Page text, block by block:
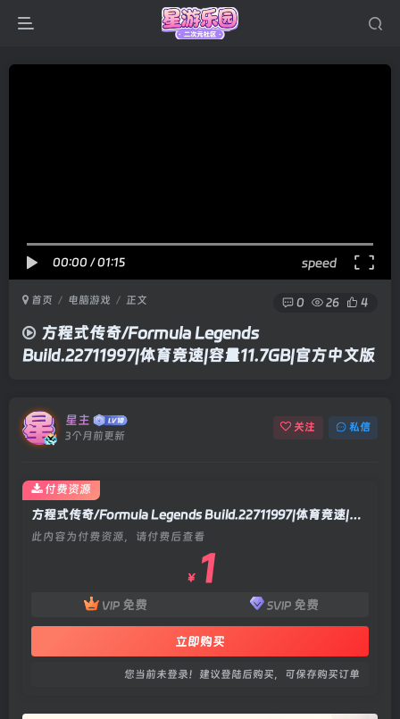
00:00 /01:15 speed
首页 电脑游戏 正文 0 26 4
方程式传奇/Formula Legends
Build.22711997|体育竞速|容量11.7GB|官方中文版
星主
3个月前更新
关注 私信
方程式传奇/Formula Legends Build.22711997|体育竞速|容量11.7GB|官方中文版
此内容为付费资源，请付费后查看
￥ 1
VIP 免费 SVIP 免费
立即购买
您当前未登录！建议登陆后购买，可保存购买订单
付费资源